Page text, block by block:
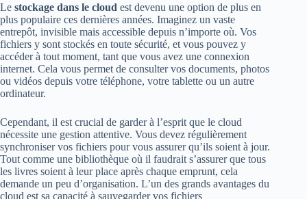
Le stockage dans le cloud est devenu une option de plus en
plus populaire ces dernières années. Imaginez un vaste
entrepôt, invisible mais accessible depuis n’importe où. Vos
fichiers y sont stockés en toute sécurité, et vous pouvez y
accéder à tout moment, tant que vous avez une connexion
internet. Cela vous permet de consulter vos documents, photos
ou vidéos depuis votre téléphone, votre tablette ou un autre
ordinateur.
Cependant, il est crucial de garder à l’esprit que le cloud
nécessite une gestion attentive. Vous devez régulièrement
synchroniser vos fichiers pour vous assurer qu’ils soient à jour.
Tout comme une bibliothèque où il faudrait s’assurer que tous
les livres soient à leur place après chaque emprunt, cela
demande un peu d’organisation. L’un des grands avantages du
cloud est sa capacité à sauvegarder vos fichiers